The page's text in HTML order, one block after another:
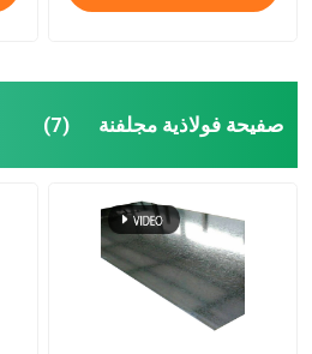
صفيحة فولاذية مجلفنة (7)